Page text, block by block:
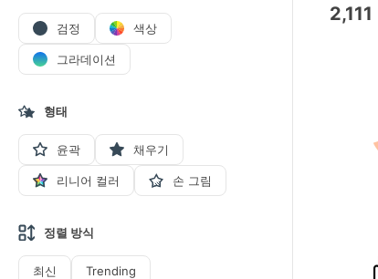
검정 색상
그라데이션
형태
윤곽 채우기
리니어 컬러 손 그림
정렬 방식
최신 Trending
2,111